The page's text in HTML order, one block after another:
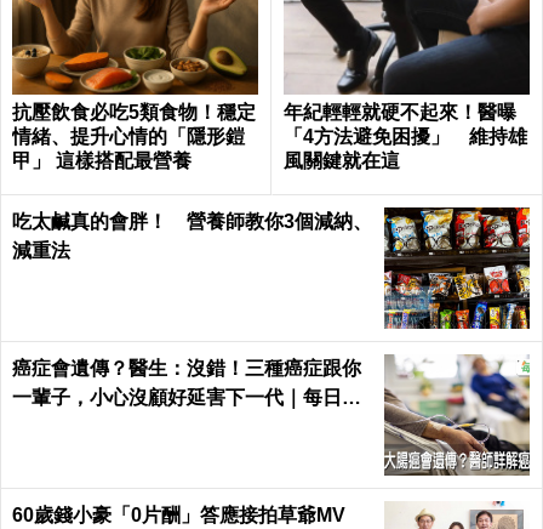
抗壓飲食必吃5類食物！穩定
情緒、提升心情的「隱形鎧
甲」 這樣搭配最營養
年紀輕輕就硬不起來！醫曝
「4方法避免困擾」 維持雄
風關鍵就在這
吃太鹹真的會胖！ 營養師教你3個減納、
減重法
癌症會遺傳？醫生：沒錯！三種癌症跟你
一輩子，小心沒顧好延害下一代｜每日健
60歲錢小豪「0片酬」答應接拍草爺MV